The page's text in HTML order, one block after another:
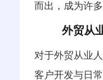
而出，成为许
外贸从
对于外贸从业
客户开发与日